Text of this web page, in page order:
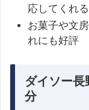
応してくれる
お菓子や文
れにも好評
ダイソー
分